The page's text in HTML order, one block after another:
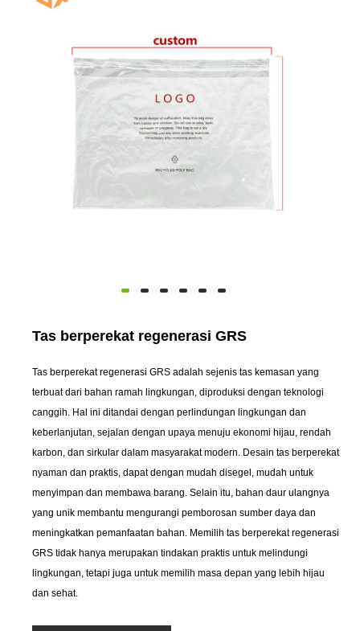
Tas berperekat regenerasi GRS
Tas berperekat regenerasi GRS adalah sejenis tas kemasan yang
terbuat dari bahan ramah lingkungan, diproduksi dengan teknologi
canggih. Hal ini ditandai dengan perlindungan lingkungan dan
keberlanjutan, sejalan dengan upaya menuju ekonomi hijau, rendah
karbon, dan sirkular dalam masyarakat modern. Desain tas berperekat
nyaman dan praktis, dapat dengan mudah disegel, mudah untuk
menyimpan dan membawa barang. Selain itu, bahan daur ulangnya
yang unik membantu mengurangi pemborosan sumber daya dan
meningkatkan pemanfaatan bahan. Memilih tas berperekat regenerasi
GRS tidak hanya merupakan tindakan praktis untuk melindungi
lingkungan, tetapi juga untuk memilih masa depan yang lebih hijau
dan sehat.